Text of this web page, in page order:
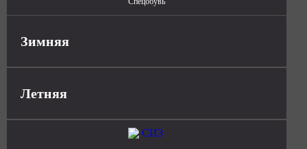
Зимняя
Летняя